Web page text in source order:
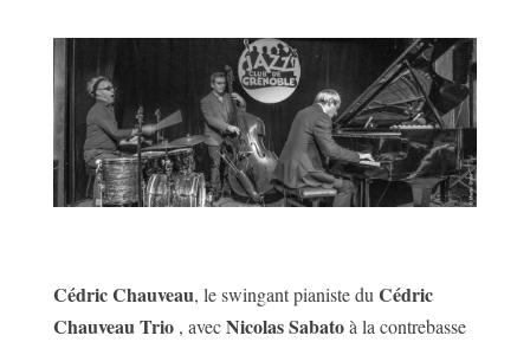
Cédric Chauveau, le swingant pianiste du Cédric
Chauveau Trio, avecNicolas Sabatoà la contrebasse